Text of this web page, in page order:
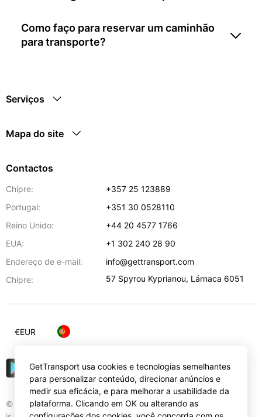
Como faço para reservar um caminhão
para transporte?
Serviços
Mapa do site
Contactos
Chipre:
+357 25 123889
Portugal:
+351 30 0528110
Reino Unido:
+44 20 4577 1766
EUA:
+1 302 240 28 90
Endereço de e-mail:
info@gettransport.com
Chipre:
57 Spyrou Kyprianou, Lárnaca 6051
© Gettransport International Limited. GetTransport®
€EUR
GetTransport usa cookies e tecnologias semelhantes
para personalizar conteúdo, direcionar anúncios e
medir sua eficácia, e para melhorar a usabilidade da
plataforma. Clicando em OK ou alterando as